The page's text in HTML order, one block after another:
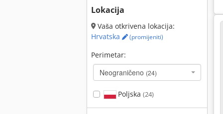
Lokacija
Vaša otkrivena lokacija:
Hrvatska
(promijeniti)
Perimetar:
Neograničeno (24)
Poljska (24)